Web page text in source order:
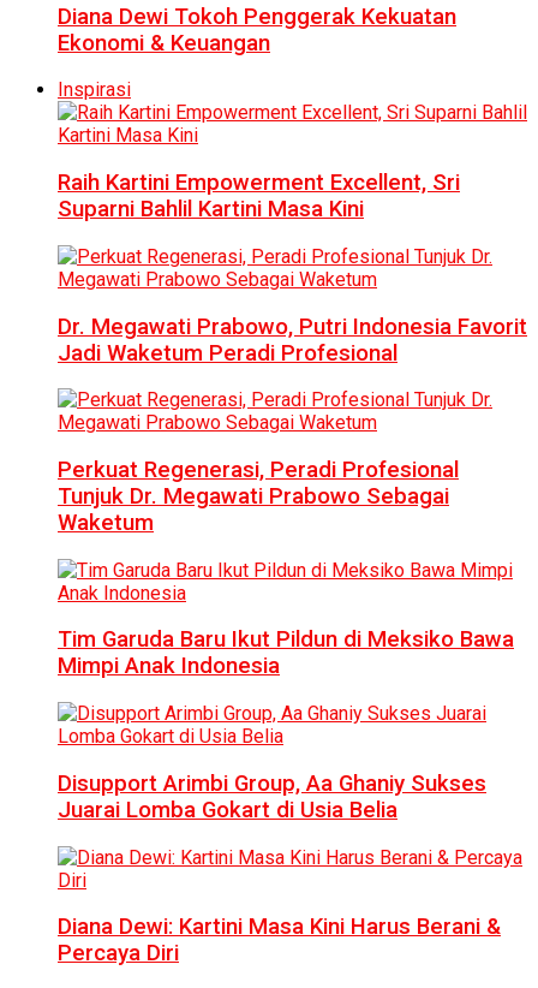
Diana Dewi Tokoh Penggerak Kekuatan
Ekonomi & Keuangan
Inspirasi
Raih Kartini Empowerment Excellent, Sri
Suparni Bahlil Kartini Masa Kini
Dr. Megawati Prabowo, Putri Indonesia Favorit
Jadi Waketum Peradi Profesional
Perkuat Regenerasi, Peradi Profesional
Tunjuk Dr. Megawati Prabowo Sebagai
Waketum
Tim Garuda Baru Ikut Pildun di Meksiko Bawa
Mimpi Anak Indonesia
Disupport Arimbi Group, Aa Ghaniy Sukses
Juarai Lomba Gokart di Usia Belia
Diana Dewi: Kartini Masa Kini Harus Berani &
Percaya Diri